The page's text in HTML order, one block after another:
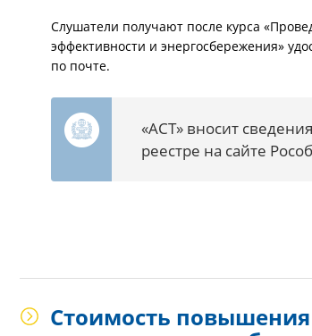
Слушатели получают после курса
эффективности и энергосбережения»
по почте.
«АСТ» вносит
реестре на сайте
Стоимость